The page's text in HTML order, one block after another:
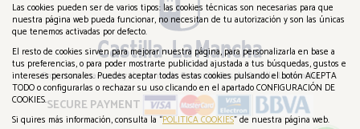
Project co-financed by the Junta de Comunidades de Castilla-La Mancha
SECURE PAYMENT
Las cookies pueden ser de varios tipos: las cookies técnicas son necesarias para que
nuestra página web pueda funcionar, no necesitan de tu autorización y son las únicas
que tenemos activadas por defecto.
El resto de cookies sirven para mejorar nuestra página, para personalizarla en base a
tus preferencias, o para poder mostrarte publicidad ajustada a tus búsquedas, gustos e
intereses personales. Puedes aceptar todas estas cookies pulsando el botón ACEPTA
TODO o configurarlas o rechazar su uso clicando en el apartado CONFIGURACIÓN DE
COOKIES.
Si quires más información, consulta la “POLITICA COOKIES” de nuestra página web.